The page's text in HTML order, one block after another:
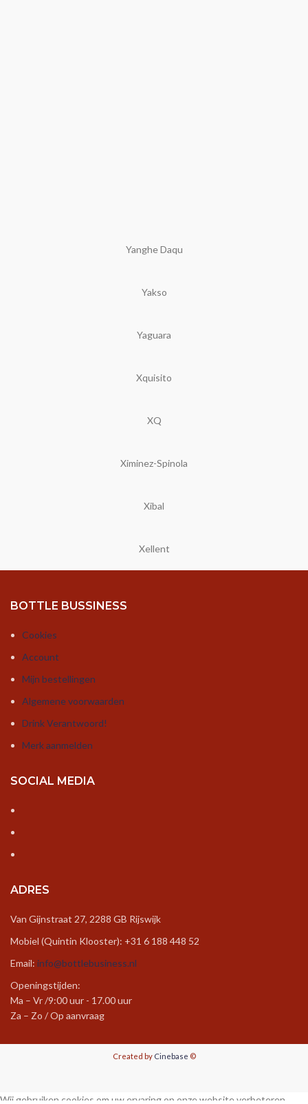
Yanghe Daqu
Yakso
Yaguara
Xquisito
XQ
Ximinez-Spinola
Xibal
Xellent
BOTTLE BUSSINESS
Cookies
Account
Mijn bestellingen
Algemene voorwaarden
Drink Verantwoord!
Merk aanmelden
SOCIAL MEDIA
ADRES
Van Gijnstraat 27, 2288 GB Rijswijk
Mobiel (Quintin Klooster): +31 6 188 448 52
Email: info@bottlebusiness.nl
Openingstijden:
Ma – Vr /9:00 uur - 17.00 uur
Za – Zo / Op aanvraag
Created byCinebase ©
Wij gebruiken cookies om uw ervaring op onze website verbeteren.